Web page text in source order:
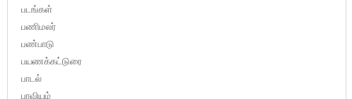
படங்கள்
பணிமலர்
பண்பாடு
பயணக்கட்டுரை
பாடல்
பாவியம்